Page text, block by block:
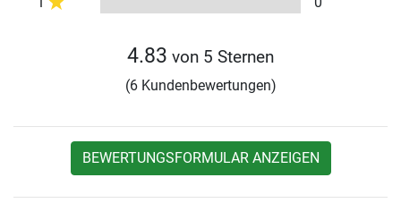
4.83 von 5 Sternen
(6 Kundenbewertungen)
BEWERTUNGSFORMULAR ANZEIGEN